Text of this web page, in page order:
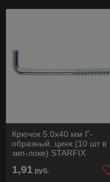
Крючок 5.0х40 мм Г-
образный, цинк (10 шт в
зип-локе) STARFIX
1,91 руб.